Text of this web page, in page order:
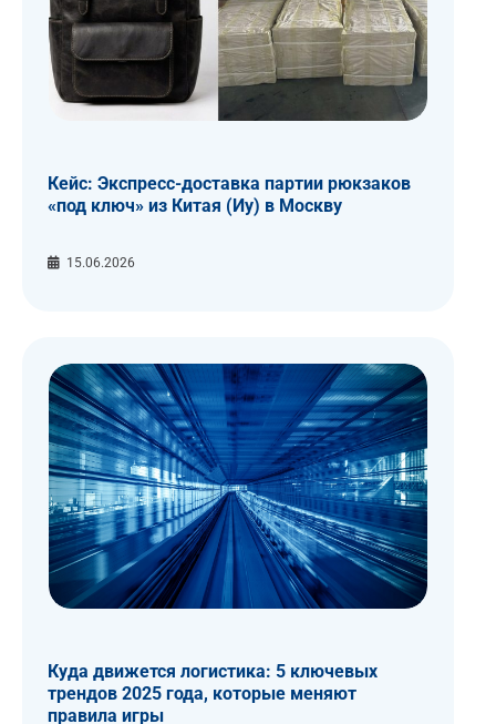
Кейс: Экспресс-доставка партии рюкзаков
«под ключ» из Китая (Иу) в Москву
15.06.2026
Куда движется логистика: 5 ключевых
трендов 2025 года, которые меняют
правила игры